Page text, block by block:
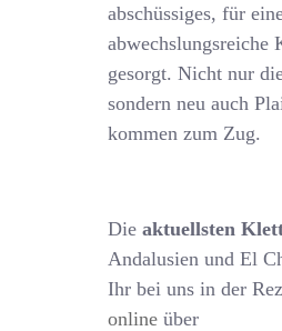
abschüssiges, für
abwechslungsreiche
gesorgt. Nicht nur
sondern neu auch
kommen zum Zug.
Dieaktuellsten
Andalusien und El
Ihr bei uns in der
online über